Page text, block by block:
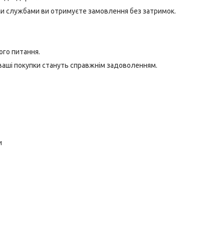
службами ви отримуєте замовлення без затримок.
питання.
покупки стануть справжнім задоволенням.